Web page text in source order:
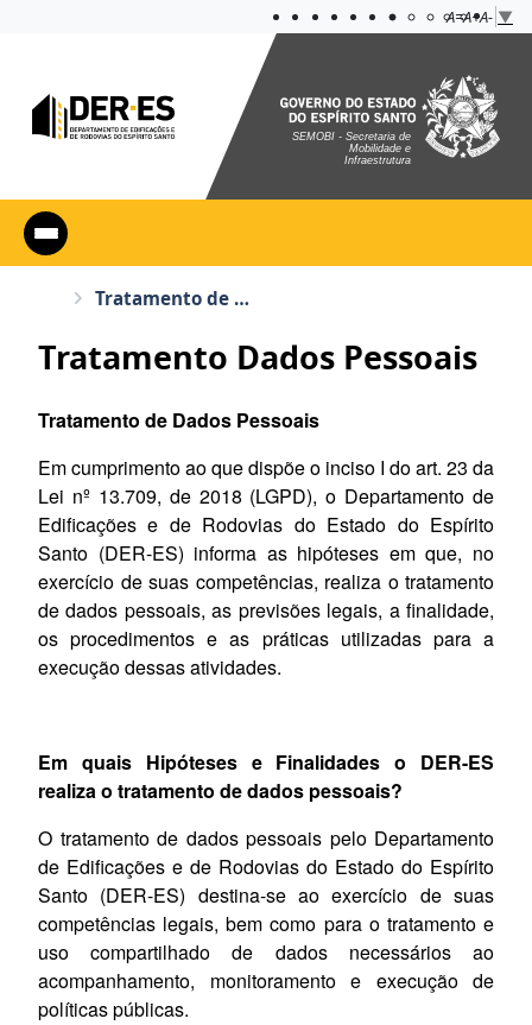
Acessibilidade
Aplicar
A=A+A- ▼
SEMOBI - Secretaria de
Mobilidade e
Infraestrutura
Tratamento de Dados Pessoais
Tratamento Dados Pessoais
Tratamento de Dados Pessoais
Em cumprimento ao que dispõe o inciso I do art. 23 da
Lei nº 13.709, de 2018 (LGPD), o Departamento de
Edificações e de Rodovias do Estado do Espírito
Santo (DER-ES) informa as hipóteses em que, no
exercício de suas competências, realiza o tratamento
de dados pessoais, as previsões legais, a finalidade,
os procedimentos e as práticas utilizadas para a
execução dessas atividades.
Em quais Hipóteses e Finalidades o DER-ES
realiza o tratamento de dados pessoais?
O tratamento de dados pessoais pelo Departamento
de Edificações e de Rodovias do Estado do Espírito
Santo (DER-ES) destina-se ao exercício de suas
competências legais, bem como para o tratamento e
uso compartilhado de dados necessários ao
acompanhamento, monitoramento e execução de
políticas públicas.